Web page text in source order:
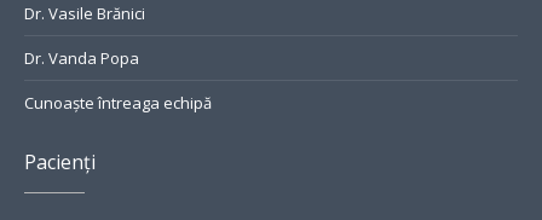
Dr. Vasile Brănici
Dr. Vanda Popa
Cunoaște întreaga echipă
Pacienți